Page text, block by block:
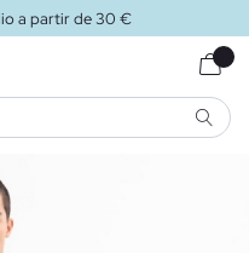
a partir de 30 €